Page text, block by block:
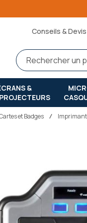
Conseils &
&
et Badges